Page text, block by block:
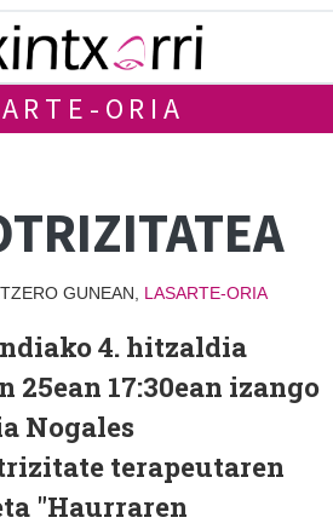
ORIA
GUNEAN, LASARTE-ORIA
4. hitzaldia
25ean 17:30ean izango
Nogales
terapeutaren
"Haurraren